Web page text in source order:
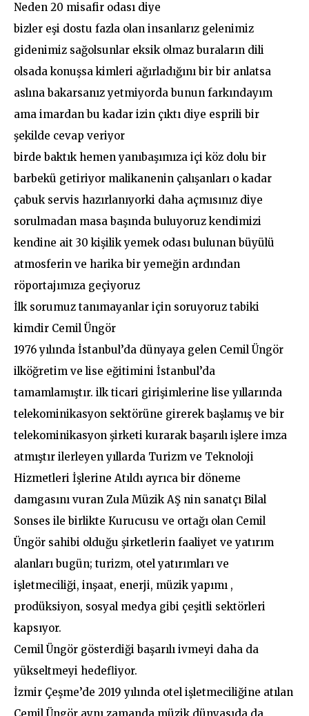
Neden 20 misafir odası diye
bizler eşi dostu fazla olan insanlarız gelenimiz
gidenimiz sağolsunlar eksik olmaz buraların dili
olsada konuşsa kimleri ağırladığını bir bir anlatsa
aslına bakarsanız yetmiyorda bunun farkındayım
ama imardan bu kadar izin çıktı diye esprili bir
şekilde cevap veriyor
birde baktık hemen yanıbaşımıza içi köz dolu bir
barbekü getiriyor malikanenin çalışanları o kadar
çabuk servis hazırlanıyorki daha açmısınız diye
sorulmadan masa başında buluyoruz kendimizi
kendine ait 30 kişilik yemek odası bulunan büyülü
atmosferin ve harika bir yemeğin ardından
röportajımıza geçiyoruz
İlk sorumuz tanımayanlar için soruyoruz tabiki
kimdir Cemil Üngör
1976 yılında İstanbul’da dünyaya gelen Cemil Üngör
ilköğretim ve lise eğitimini İstanbul’da
tamamlamıştır. ilk ticari girişimlerine lise yıllarında
telekominikasyon sektörüne girerek başlamış ve bir
telekominikasyon şirketi kurarak başarılı işlere imza
atmıştır ilerleyen yıllarda Turizm ve Teknoloji
Hizmetleri İşlerine Atıldı ayrıca bir döneme
damgasını vuran Zula Müzik AŞ nin sanatçı Bilal
Sonses ile birlikte Kurucusu ve ortağı olan Cemil
Üngör sahibi olduğu şirketlerin faaliyet ve yatırım
alanları bugün; turizm, otel yatırımları ve
işletmeciliği, inşaat, enerji, müzik yapımı ,
prodüksiyon, sosyal medya gibi çeşitli sektörleri
kapsıyor.
Cemil Üngör gösterdiği başarılı ivmeyi daha da
yükseltmeyi hedefliyor.
İzmir Çeşme’de 2019 yılında otel işletmeciliğine atılan